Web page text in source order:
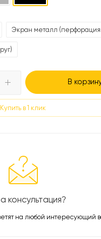
Экран металл (перфорация
В
Купить в 1 клик
консультация?
на любой интересующий